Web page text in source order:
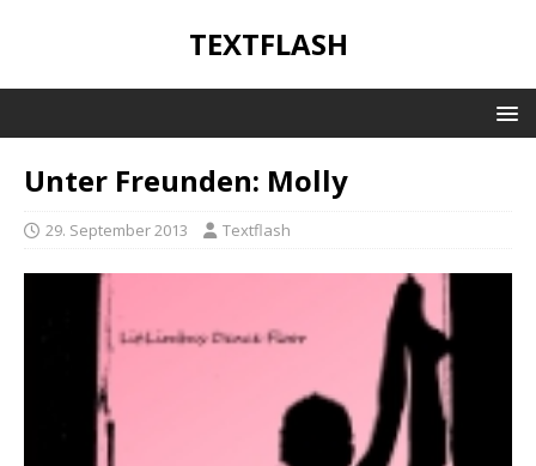
TEXTFLASH
Unter Freunden: Molly
29. September 2013 Textflash